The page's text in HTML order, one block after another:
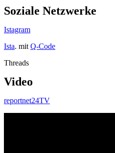
Soziale Netzwerke
Istagram
Ista. mit Q-Code
Threads
Video
reportnet24TV